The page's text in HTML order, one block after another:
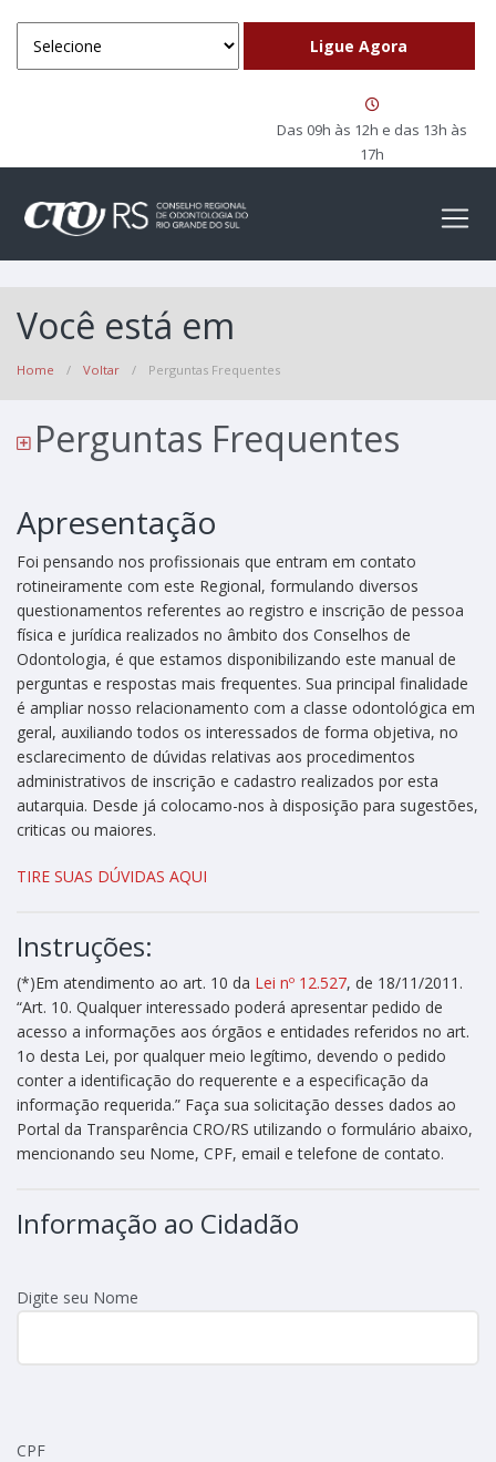
Das 09h às 12h e das 13h às
17h
Você está em
Home / Voltar / Perguntas Frequentes
Perguntas Frequentes
Apresentação
Foi pensando nos profissionais que entram em contato
rotineiramente com este Regional, formulando diversos
questionamentos referentes ao registro e inscrição de pessoa
física e jurídica realizados no âmbito dos Conselhos de
Odontologia, é que estamos disponibilizando este manual de
perguntas e respostas mais frequentes. Sua principal finalidade
é ampliar nosso relacionamento com a classe odontológica em
geral, auxiliando todos os interessados de forma objetiva, no
esclarecimento de dúvidas relativas aos procedimentos
administrativos de inscrição e cadastro realizados por esta
autarquia. Desde já colocamo-nos à disposição para sugestões,
criticas ou maiores.
TIRE SUAS DÚVIDAS AQUI
Instruções:
(*)Em atendimento ao art. 10 da Lei nº 12.527, de 18/11/2011.
“Art. 10. Qualquer interessado poderá apresentar pedido de
acesso a informações aos órgãos e entidades referidos no art.
1o desta Lei, por qualquer meio legítimo, devendo o pedido
conter a identificação do requerente e a especificação da
informação requerida.” Faça sua solicitação desses dados ao
Portal da Transparência CRO/RS utilizando o formulário abaixo,
mencionando seu Nome, CPF, email e telefone de contato.
Informação ao Cidadão
Digite seu Nome
CPF